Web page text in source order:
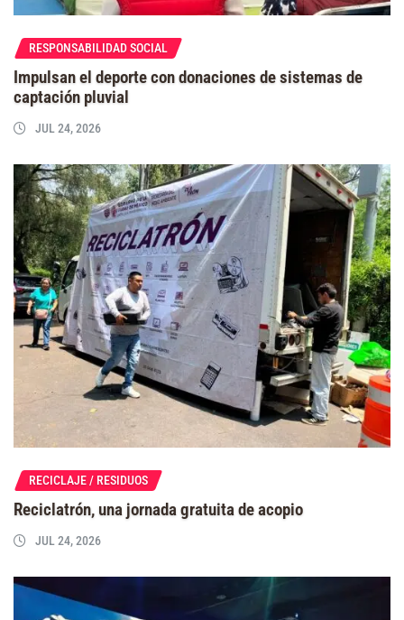
RESPONSABILIDAD SOCIAL
Impulsan el deporte con donaciones de sistemas de
captación pluvial
JUL 24, 2026
RECICLAJE / RESIDUOS
Reciclatrón, una jornada gratuita de acopio
JUL 24, 2026